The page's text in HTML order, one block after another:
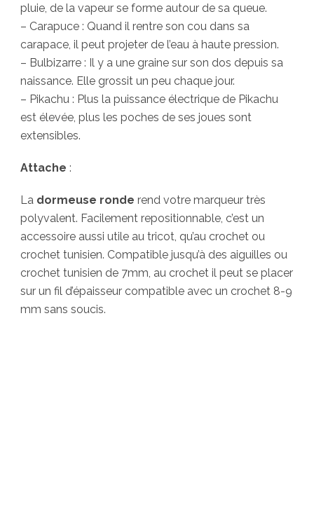
pluie, de la vapeur se forme autour de sa queue.
– Carapuce : Quand il rentre son cou dans sa
carapace, il peut projeter de l’eau à haute pression.
– Bulbizarre : Il y a une graine sur son dos depuis sa
naissance. Elle grossit un peu chaque jour.
– Pikachu : Plus la puissance électrique de Pikachu
est élevée, plus les poches de ses joues sont
extensibles.
Attache :
La dormeuse ronde rend votre marqueur très
polyvalent. Facilement repositionnable, c’est un
accessoire aussi utile au tricot, qu’au crochet ou
crochet tunisien. Compatible jusqu’à des aiguilles ou
crochet tunisien de 7mm, au crochet il peut se placer
sur un fil d’épaisseur compatible avec un crochet 8-9
mm sans soucis.